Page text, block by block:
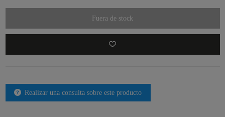
Fuera de stock
Realizar una consulta sobre este producto